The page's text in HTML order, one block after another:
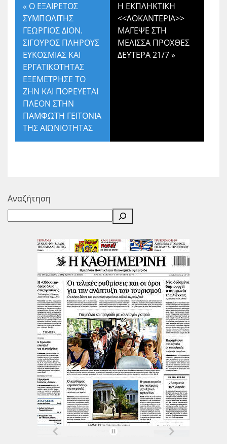
« Ο ΕΞΑΙΡΕΤΟΣ
ΣΥΜΠΟΛΙΤΗΣ
ΓΕΩΡΓΙΟΣ ΔΙΟΝ.
ΣΙΓΟΥΡΟΣ ΠΛΗΡΟΥΣ
ΕΥΚΟΣΜΙΑΣ ΚΑΙ
ΕΡΓΑΤΙΚΟΤΗΤΑΣ
ΕΞΕΜΕΤΡΗΣΕ ΤΟ
ΖΗΝ ΚΑΙ ΠΟΡΕΥΕΤΑΙ
ΠΛΕΟΝ ΣΤΗΝ
ΠΑΜΦΩΤΗ ΓΕΙΤΟΝΙΑ
ΤΗΣ ΑΙΩΝΙΟΤΗΤΑΣ
Η ΕΚΠΛΗΚΤΙΚΗ
<<ΛΟΚΑΝΤΕΡΙΑ>>
ΜΑΓΕΨΕ ΣΤΗ
ΜΕΛΙΣΣΑ ΠΡΟΧΘΕΣ
ΔΕΥΤΕΡΑ 21/7»
Αναζήτηση